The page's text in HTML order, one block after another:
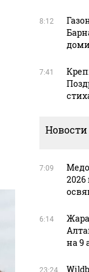
8:12
7:41
7:09
2026
6:14
на 9
23:24